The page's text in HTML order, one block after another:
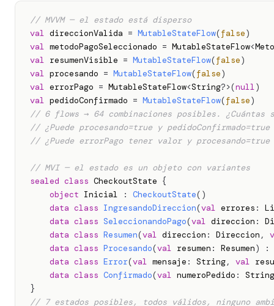
// MVVM — el estado está disperso
val direccionValida = MutableStateFlow(false)
val metodoPagoSeleccionado = MutableStateFlow<
val resumenVisible = MutableStateFlow(false)
val procesando = MutableStateFlow(false)
val errorPago = MutableStateFlow<String?>(null)
val pedidoConfirmado = MutableStateFlow(false)
// 6 flows → 64 combinaciones posibles. ¿Cuántas
// ¿Puede procesando=true y
// ¿Puede errorPago tener valor y procesando=true
// MVI — el estado es un objeto con variantes
sealed class CheckoutState {
object Inicial : CheckoutState( )
data class IngresandoDireccion(val errores :
data class SeleccionandoPago(val direccion :
data class Resumen(val direccion : Direccion ,
data class Procesando(val resumen : Resumen)
:
data class Error(val mensaje : String, val
data class Confirmado(val numeroPedido :
String
}
// 7 estados posibles, todos válidos, ninguno